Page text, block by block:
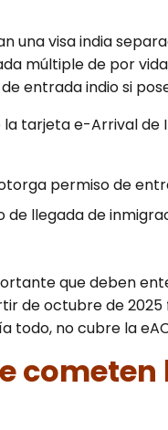
una visa india
múltiple de por
entrada indio si
tarjeta e-Arrival de
permiso de
de llegada de
que deben
de octubre de
todo, no cubre la